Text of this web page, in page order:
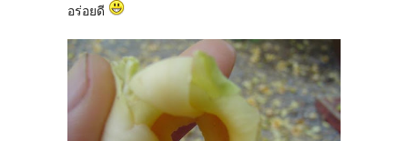
อร่อยดี